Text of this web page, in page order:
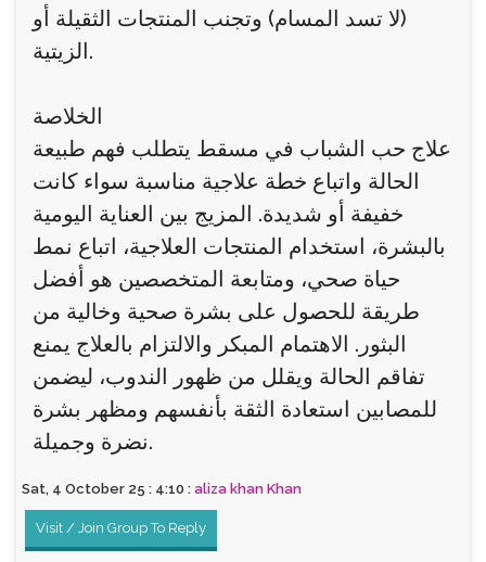
(لا تسد المسام) وتجنب المنتجات الثقيلة أو
الزيتية.
الخلاصة
علاج حب الشباب في مسقط يتطلب فهم طبيعة
الحالة واتباع خطة علاجية مناسبة سواء كانت
خفيفة أو شديدة. المزيج بين العناية اليومية
بالبشرة، استخدام المنتجات العلاجية، اتباع نمط
حياة صحي، ومتابعة المتخصصين هو أفضل
طريقة للحصول على بشرة صحية وخالية من
البثور. الاهتمام المبكر والالتزام بالعلاج يمنع
تفاقم الحالة ويقلل من ظهور الندوب، ليضمن
للمصابين استعادة الثقة بأنفسهم ومظهر بشرة
نضرة وجميلة.
Sat, 4 October 25 : 4:10 : aliza khan Khan
Visit / Join Group To Reply